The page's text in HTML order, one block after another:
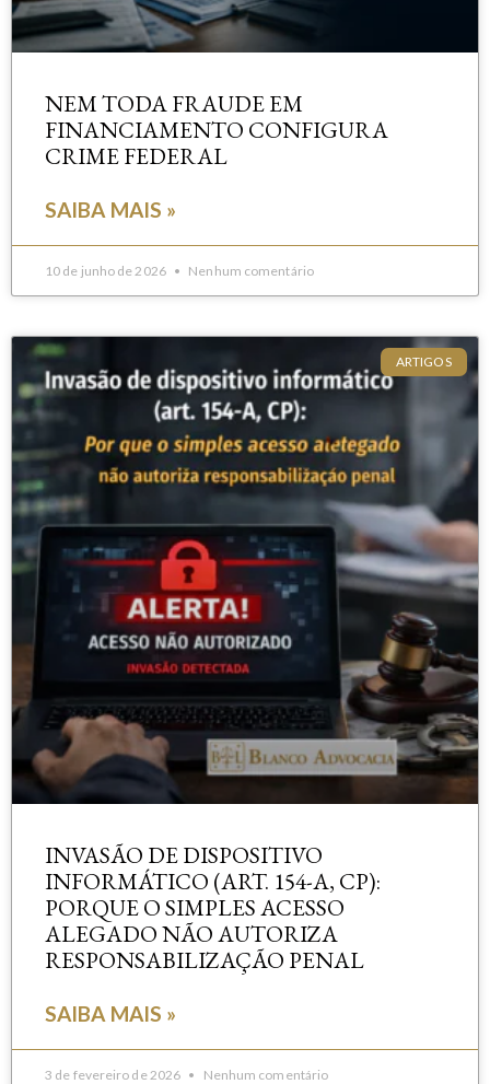
NEM TODA FRAUDE EM
FINANCIAMENTO CONFIGURA
CRIME FEDERAL
SAIBA MAIS »
10 de junho de 2026 Nenhum comentário
ARTIGOS
INVASÃO DE DISPOSITIVO
INFORMÁTICO (ART. 154-A, CP):
PORQUE O SIMPLES ACESSO
ALEGADO NÃO AUTORIZA
RESPONSABILIZAÇÃO PENAL
SAIBA MAIS »
3 de fevereiro de 2026 Nenhum comentário